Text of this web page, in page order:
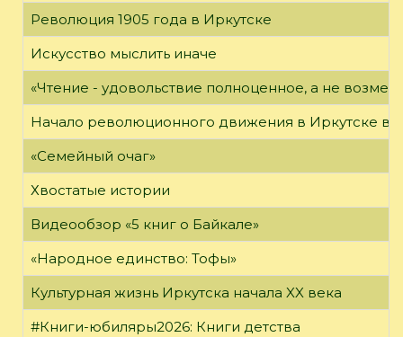
Революция 1905 года в Иркутске
Искусство мыслить иначе
«Чтение - удовольствие полноценное, а не
Начало революционного движения в Иркутске в
«Семейный очаг»
Хвостатые истории
Видеообзор «5 книг о Байкале»
«Народное единство: Тофы»
Культурная жизнь Иркутска начала XX века
#Книги-юбиляры2026: Книги детства